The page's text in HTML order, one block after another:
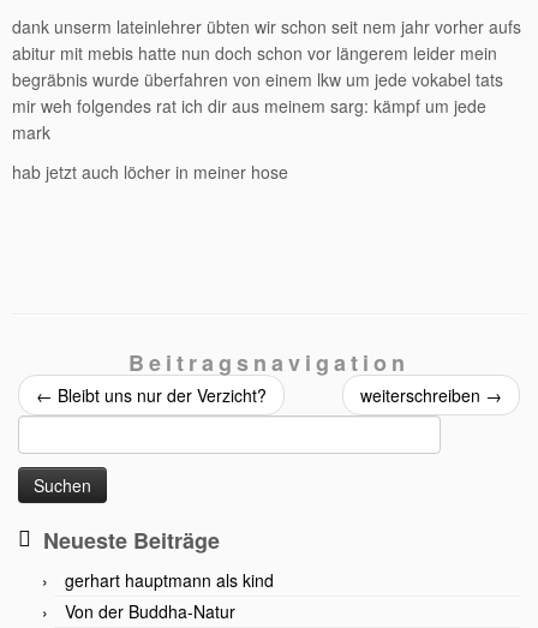
dank unserm lateinlehrer übten wir schon seit nem jahr vorher aufs
abitur mit mebis hatte nun doch schon vor längerem leider mein
begräbnis wurde überfahren von einem lkw um jede vokabel tats
mir weh folgendes rat ich dir aus meinem sarg: kämpf um jede
mark
hab jetzt auch löcher in meiner hose
Beitragsnavigation
← Bleibt uns nur der Verzicht? weiterschreiben →
nach:
Neueste Beiträge
gerhart hauptmann als kind
Von der Buddha-Natur